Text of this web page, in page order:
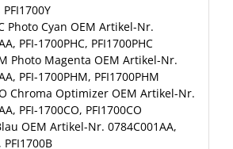
PFI1700Y
Photo Cyan OEM Artikel-Nr.
PFI-1700PHC, PFI1700PHC
Photo Magenta OEM Artikel-Nr.
PFI-1700PHM, PFI1700PHM
Chroma OptimizerOEM Artikel-Nr.
PFI-1700CO, PFI1700CO
OEM Artikel-Nr. 0784C001AA,
PFI1700B